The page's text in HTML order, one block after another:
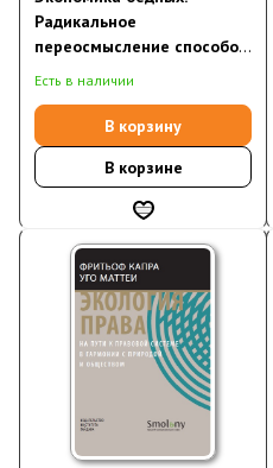
Радикальное
переосмысление способов
преодоления мировой
Есть в наличии
В корзину
В корзине